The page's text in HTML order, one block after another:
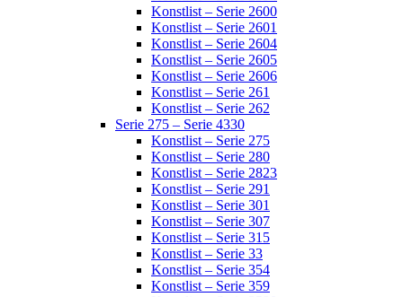
Konstlist – Serie 2600
Konstlist – Serie 2601
Konstlist – Serie 2604
Konstlist – Serie 2605
Konstlist – Serie 2606
Konstlist – Serie 261
Konstlist – Serie 262
Serie 275 – Serie 4330
Konstlist – Serie 275
Konstlist – Serie 280
Konstlist – Serie 2823
Konstlist – Serie 291
Konstlist – Serie 301
Konstlist – Serie 307
Konstlist – Serie 315
Konstlist – Serie 33
Konstlist – Serie 354
Konstlist – Serie 359